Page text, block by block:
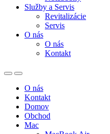
Služby a Servis
Revitalizácie
Servis
O nás
O nás
Kontakt
O nás
Kontakt
Domov
Obchod
Mac